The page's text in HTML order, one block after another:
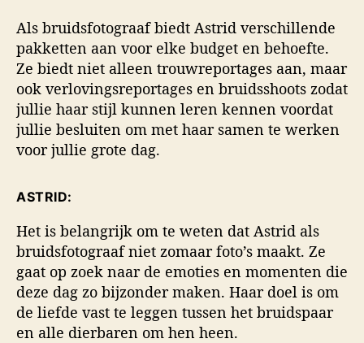
Als bruidsfotograaf biedt Astrid verschillende
pakketten aan voor elke budget en behoefte.
Ze biedt niet alleen trouwreportages aan, maar
ook verlovingsreportages en bruidsshoots zodat
jullie haar stijl kunnen leren kennen voordat
jullie besluiten om met haar samen te werken
voor jullie grote dag.
ASTRID:
Het is belangrijk om te weten dat Astrid als
bruidsfotograaf niet zomaar foto’s maakt. Ze
gaat op zoek naar de emoties en momenten die
deze dag zo bijzonder maken. Haar doel is om
de liefde vast te leggen tussen het bruidspaar
en alle dierbaren om hen heen.